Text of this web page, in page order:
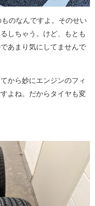
のなんですよ。そのせい
しちゃう。けど、もとも
あまり気にしてませんで
から妙にエンジンのフィ
よね。だからタイヤも変